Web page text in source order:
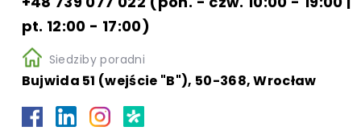
pt. 12:00 - 17:00)
Siedziby poradni
Bujwida 51 (wejście "B"), 50-368, Wrocław